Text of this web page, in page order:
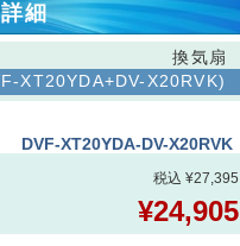
細
換気扇
XT20YDA+DV-X20RVK)
DVF-XT20YDA-DV-X20RVK
税込 ¥27,395
¥24,905